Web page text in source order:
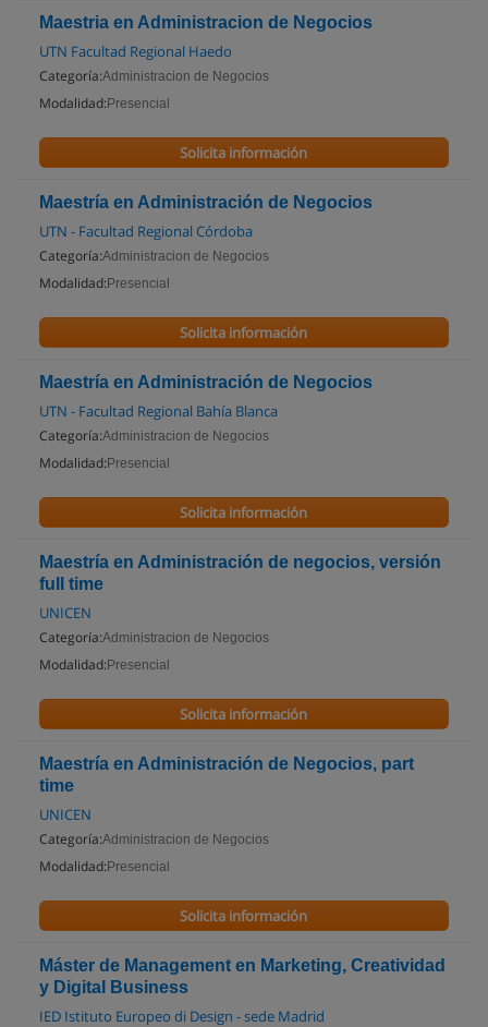
Maestria en Administracion de Negocios
UTN Facultad Regional Haedo
Categoría:Administracion de Negocios
Modalidad: Presencial
Solicita información
Maestría en Administración de Negocios
UTN - Facultad Regional Córdoba
Categoría:Administracion de Negocios
Modalidad: Presencial
Solicita información
Maestría en Administración de Negocios
UTN - Facultad Regional Bahía Blanca
Categoría:Administracion de Negocios
Modalidad: Presencial
Solicita información
Maestría en Administración de negocios, versión
full time
UNICEN
Categoría:Administracion de Negocios
Modalidad: Presencial
Solicita información
Maestría en Administración de Negocios, part
time
UNICEN
Categoría:Administracion de Negocios
Modalidad: Presencial
Solicita información
Máster de Management en Marketing, Creatividad
y Digital Business
IED Istituto Europeo di Design - sede Madrid